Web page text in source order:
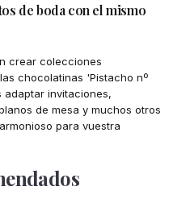
de boda con el mismo
crear colecciones
chocolatinas 'Pistacho nº
adaptar invitaciones,
de mesa y muchos otros
para vuestra